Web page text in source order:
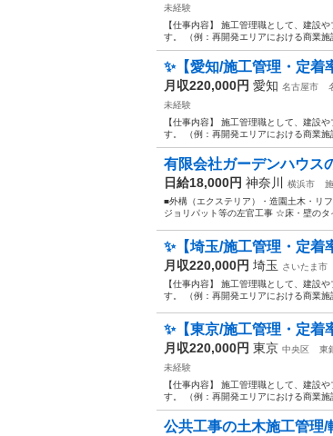
未経験
【仕事内容】 施工管理職として、建設
す。 （例：再開発エリアにおける商業
✨【愛知/施工管理・定着
月収220,000円 愛知 名古屋市
未経験
【仕事内容】 施工管理職として、建設
す。 （例：再開発エリアにおける商業
有限会社ガーデンハウス
日給18,000円 神奈川 横浜市
■外構（エクステリア）・造園土木・リ
ジョリパット等の左官工事 ☆床・壁の
✨【埼玉/施工管理・定着
月収220,000円 埼玉 さいたま市
【仕事内容】 施工管理職として、建設
す。 （例：再開発エリアにおける商業
✨【東京/施工管理・定着
月収220,000円 東京 中央区 東
未経験
【仕事内容】 施工管理職として、建設
す。 （例：再開発エリアにおける商業
公共工事の土木施工管理